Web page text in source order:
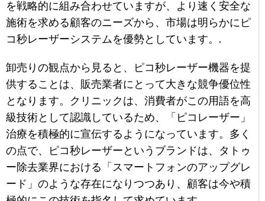
を戦略的に組み合わせていますが、より速く安全な
施術を求める顧客のニーズから、市場は明らかにピ
コ秒レーザーシステムを優勢としています。.
卸売りの観点から見ると、ピコ秒レーザー機器を提
供することは、販売業者にとって大きな競争優位性
となります。クリニックは、消費者がこの用語を高
級技術として認識しているため、「ピコレーザー」
治療を積極的に宣伝するようになっています。多く
の点で、ピコ秒レーザーというブランドは、タトゥ
ー除去業界における「スマートフォンのアップグレ
ード」のような存在になりつつあり、顧客は今や積